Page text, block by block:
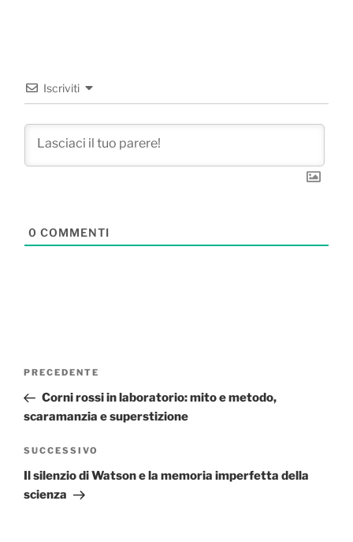
Iscriviti
0 COMMENTI
Navigazione
Articolo
precedente:
PRECEDENTE
Corni rossi in laboratorio: mito e metodo,
scaramanzia e superstizione
Articolo
successivo
SUCCESSIVO
Il silenzio di Watson e la memoria imperfetta della
scienza